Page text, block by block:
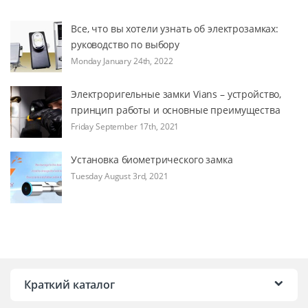
Все, что вы хотели узнать об электрозамках:
руководство по выбору
Monday January 24th, 2022
Электроригельные замки Vians – устройство,
принцип работы и основные преимущества
Friday September 17th, 2021
Установка биометрического замка
Tuesday August 3rd, 2021
Краткий каталог